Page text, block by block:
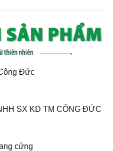
Đức
SX KD TM CÔNG ĐỨC
cứng